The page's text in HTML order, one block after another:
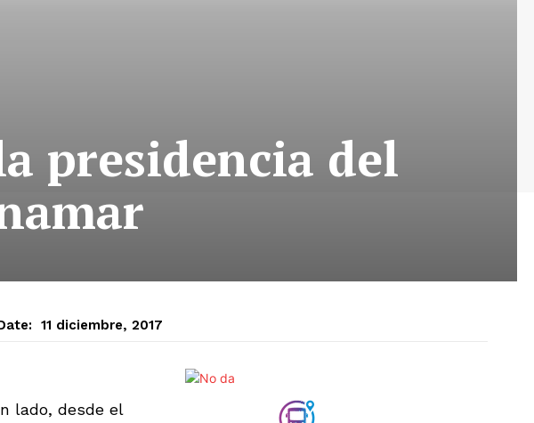
presidencia del
11 diciembre, 2017
lado, desde el